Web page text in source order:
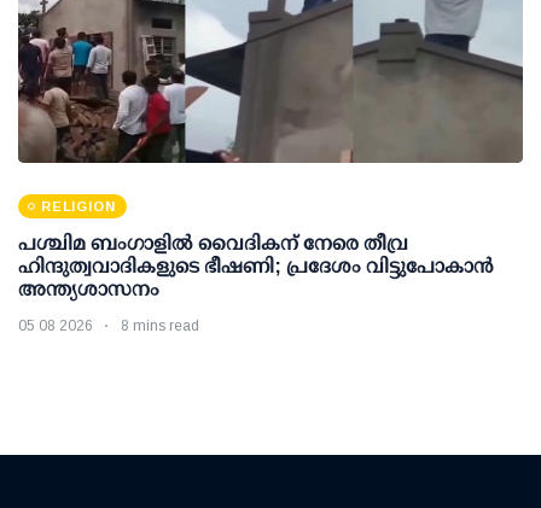
RELIGION
പശ്ചിമ ബംഗാളിൽ വൈദികന് നേരെ തീവ്ര
ഹിന്ദുത്വവാദികളുടെ ഭീഷണി; പ്രദേശം വിട്ടുപോകാൻ
അന്ത്യശാസനം
05 08 2026 8 mins read